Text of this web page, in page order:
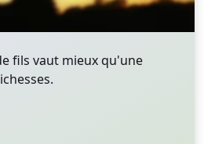
fils vaut mieux qu'une